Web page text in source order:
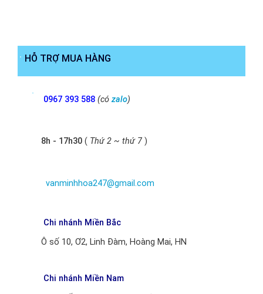
HỖ TRỢ MUA HÀNG
0967 393 588 (cózalo)
8h - 17h30 ( Thứ 2 ~ thứ 7 )
vanminhhoa247@gmail.com
Chi nhánh Miền Bắc
Ô số 10, Ơ2, Linh Đàm, Hoàng Mai, HN
Chi nhánh Miền Nam